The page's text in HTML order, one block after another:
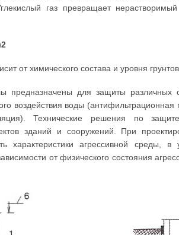
газ превращает
от химического состава и уровня
предназначены для защиты различных
воздействия воды
Технические решения по
зданий и сооружений. При
характеристики агрессивной среды,
от физического состояния